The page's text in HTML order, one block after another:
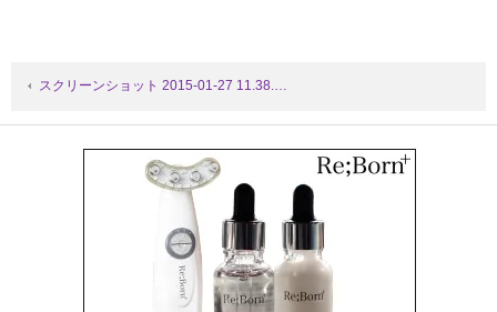
スクリーンショット 2015-01-27 11.38.…